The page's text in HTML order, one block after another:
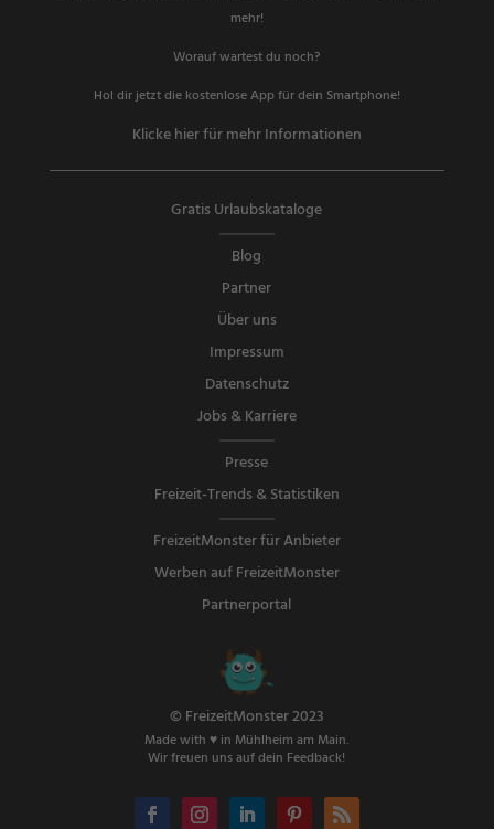
mehr!
Worauf wartest du noch?
Hol dir jetzt die kostenlose App für dein Smartphone!
Klicke hier für mehr Informationen
Gratis Urlaubskataloge
Blog
Partner
Über uns
Impressum
Datenschutz
Jobs & Karriere
Presse
Freizeit-Trends & Statistiken
FreizeitMonster für Anbieter
Werben auf FreizeitMonster
Partnerportal
© FreizeitMonster 2023
Made with ♥ in Mühlheim am Main.
Wir freuen uns auf dein Feedback!